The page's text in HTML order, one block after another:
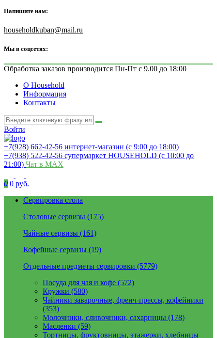
Напишите нам:
householdkuban@mail.ru
Мы в соцсетях:
Обработка заказов производится Пн-Пт с 9.00 до 18:00
О Household
Информация
Контакты
Войти
+7(928) 662-42-56 интернет-магазин (с 9:00 до 18:00)
+7(938) 522-42-56 супермаркет HOUSEHOLD (с 10:00 до
21:00) Чат в MAX
0 0 руб.
Сервировка стола
Столовые сервизы (175)
Чайные сервизы (161)
Кофейные сервизы (19)
Отдельные предметы сервировки (5779)
Посуда для чая и кофе (572)
Кружки (580)
Чайники заварочные, френч-прессы, кофейники
(353)
Молочники, сливочники, сахарницы (178)
Масленки (59)
Тортницы, фруктовницы, этажерки, хлебницы